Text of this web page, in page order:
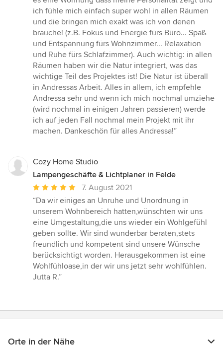
ich fühle mich einfach super wohl in allen Räumen
und die bringen mich exakt was ich von denen
brauche! (z.B. Fokus und Energie fürs Büro... Spaß
und Entspannung fürs Wohnzimmer... Relaxation
und Ruhe fürs Schlafzimmer). Auch wichtig: in allen
Räumen haben wir die Natur integriert, was das
wichtige Teil des Projektes ist! Die Natur ist überall
in Andressas Arbeit. Alles in allem, ich empfehle
Andressa sehr und wenn ich mich nochmal umziehe
(wird nochmal in einigen Jahren passieren) werde
ich auf jeden Fall nochmal mein Projekt mit ihr
machen. Dankeschön für alles Andressa!”
Cozy Home Studio
Lampengeschäfte & Lichtplaner in Felde
Durchschnittliche
Bewertung:
5
von
5
Sternen
7. August 2021
“Da wir einiges an Unruhe und Unordnung in
unserem Wohnbereich hatten,wünschten wir uns
eine Umgestaltung,die uns wieder ein Wohlgefühl
geben sollte. Wir sind wunderbar beraten,stets
freundlich und kompetent sind unsere Wünsche
berücksichtigt worden. Herausgekommen ist eine
Wohlfühloase,in der wir uns jetzt sehr wohlfühlen.
Jutta R.”
Orte in der Nähe